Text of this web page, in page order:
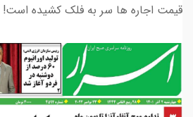
قیمت اجاره ها سر به فلک کشیده است!